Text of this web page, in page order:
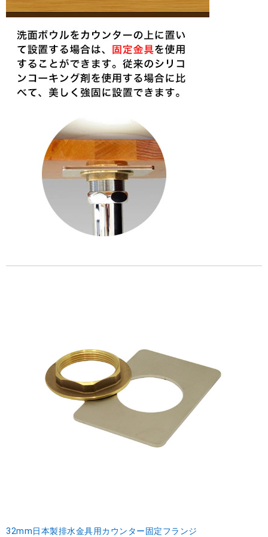
32mm日本製排水金具用カウンター固定フランジ